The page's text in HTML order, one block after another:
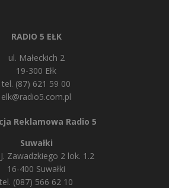
RADIO 5 EŁK
ul. Małeckich 2
19-300 Ełk
tel. (87) 621 59 00
elk@radio5.com.pl
Reklamowa Radio 5
Suwałki
Zawadzkiego 2 lok. 1.2
16-400 Suwałki
tel. (087) 566 62 10